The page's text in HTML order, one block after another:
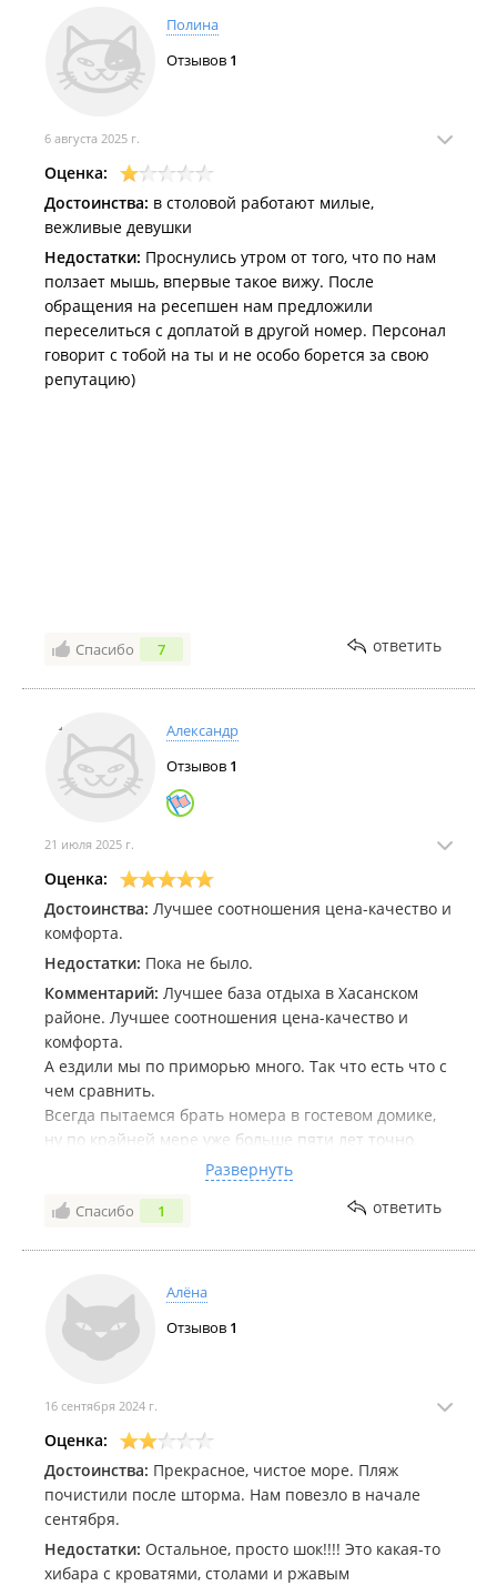
Полина
Отзывов 1
6 августа 2025 г.
Оценка:
Достоинства: в столовой работают милые,
вежливые девушки
Недостатки: Проснулись утром от того, что по нам
ползает мышь, впервые такое вижу. После
обращения на ресепшен нам предложили
переселиться с доплатой в другой номер. Персонал
говорит с тобой на ты и не особо борется за свою
репутацию)
Спасибо 7 ответить
Александр
Отзывов 1
21 июля 2025 г.
Оценка:
Достоинства: Лучшее соотношения цена-качество и
комфорта.
Недостатки: Пока не было.
Комментарий: Лучшее база отдыха в Хасанском
районе. Лучшее соотношения цена-качество и
комфорта.
А ездили мы по приморью много. Так что есть что с
чем сравнить.
Всегда пытаемся брать номера в гостевом домике,
ну по крайней мере уже больше пяти лет точно.
Правда есть проблема, большая проблема заказать
номер в удобное для себя время.
Да обратил внимание, что после отдыха на этой
связано, но факт есть факт.
Развернуть
Спасибо 1 ответить
Алёна
Отзывов 1
16 сентября 2024 г.
Оценка:
Достоинства: Прекрасное, чистое море. Пляж
почистили после шторма. Нам повезло в начале
сентября.
Недостатки: Остальное, просто шок!!!! Это какая-то
хибара с кроватями, столами и ржавым